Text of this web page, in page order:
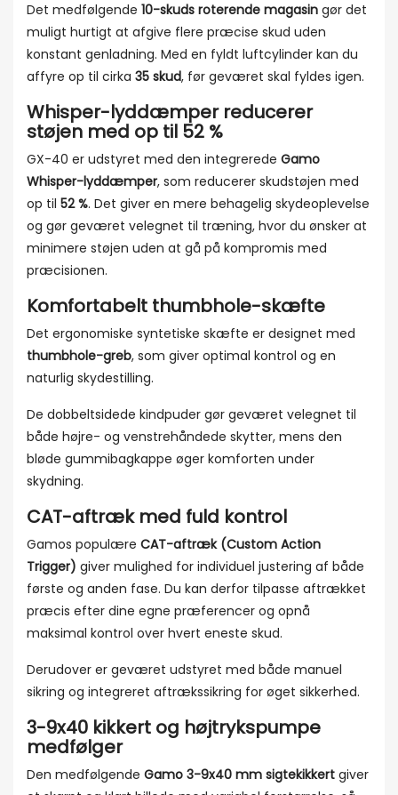
Det medfølgende 10-skuds roterende magasin gør det
muligt hurtigt at afgive flere præcise skud uden
konstant genladning. Med en fyldt luftcylinder kan du
affyre op til cirka 35 skud, før geværet skal fyldes igen.
Whisper-lyddæmper reducerer
støjen med op til 52 %
GX-40 er udstyret med den integrerede Gamo
Whisper-lyddæmper, som reducerer skudstøjen med
op til 52 %. Det giver en mere behagelig skydeoplevelse
og gør geværet velegnet til træning, hvor du ønsker at
minimere støjen uden at gå på kompromis med
præcisionen.
Komfortabelt thumbhole-skæfte
Det ergonomiske syntetiske skæfte er designet med
thumbhole-greb, som giver optimal kontrol og en
naturlig skydestilling.
De dobbeltsidede kindpuder gør geværet velegnet til
både højre- og venstrehåndede skytter, mens den
bløde gummibagkappe øger komforten under
skydning.
CAT-aftræk med fuld kontrol
Gamos populære CAT-aftræk (Custom Action
Trigger) giver mulighed for individuel justering af både
første og anden fase. Du kan derfor tilpasse aftrækket
præcis efter dine egne præferencer og opnå
maksimal kontrol over hvert eneste skud.
Derudover er geværet udstyret med både manuel
sikring og integreret aftrækssikring for øget sikkerhed.
3-9x40 kikkert og højtrykspumpe
medfølger
Den medfølgende Gamo 3-9x40 mm sigtekikkert giver